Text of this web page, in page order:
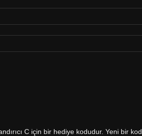
C için bir hediye kodudur. Yeni bir kod